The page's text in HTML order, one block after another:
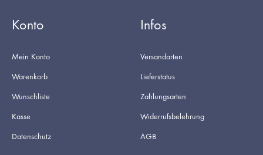
Konto
Mein Konto
Warenkorb
Wunschliste
Kasse
Datenschutz
Infos
Versandarten
Lieferstatus
Zahlungsarten
Widerrufsbelehrung
AGB